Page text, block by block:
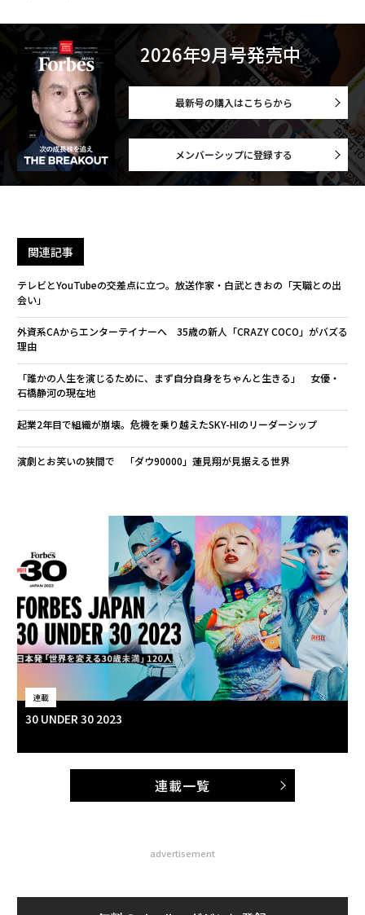
2026年9月号発売中
最新号の購入はこちらから
メンバーシップに登録する
関連記事
テレビとYouTubeの交差点に立つ。放送作家・白武ときおの「天職との出
会い」
外資系CAからエンターテイナーへ 35歳の新人「CRAZY COCO」がバズる
理由
「誰かの人生を演じるために、まず自分自身をちゃんと生きる」 女優・
石橋静河の現在地
起業2年目で組織が崩壊。危機を乗り越えたSKY-HIのリーダーシップ
演劇とお笑いの狭間で 「ダウ90000」蓮見翔が見据える世界
連載
30 UNDER 30 2023
連載一覧
advertisement